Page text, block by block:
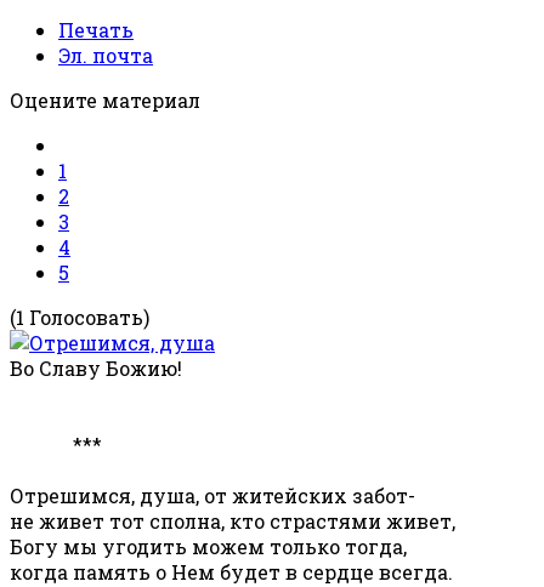
Печать
Эл. почта
Оцените материал
1
2
3
4
5
(1 Голосовать)
Во Славу Божию!
***
Отрешимся, душа, от житейских забот-
не живет тот сполна, кто страстями живет,
Богу мы угодить можем только тогда,
когда память о Нем будет в сердце всегда.